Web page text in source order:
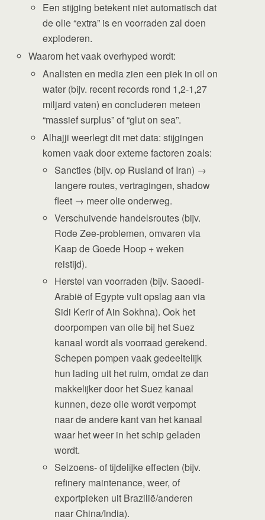
Een stijging betekent niet automatisch dat
de olie “extra” is en voorraden zal doen
exploderen.
Waarom het vaak overhyped wordt:
Analisten en media zien een piek in oil on
water (bijv. recent records rond 1,2-1,27
miljard vaten) en concluderen meteen
“massief surplus” of “glut on sea”.
Alhajji weerlegt dit met data: stijgingen
komen vaak door externe factoren zoals:
Sancties (bijv. op Rusland of Iran) →
langere routes, vertragingen, shadow
fleet → meer olie onderweg.
Verschuivende handelsroutes (bijv.
Rode Zee-problemen, omvaren via
Kaap de Goede Hoop + weken
reistijd).
Herstel van voorraden (bijv. Saoedi-
Arabië of Egypte vult opslag aan via
Sidi Kerir of Ain Sokhna). Ook het
doorpompen van olie bij het Suez
kanaal wordt als voorraad gerekend.
Schepen pompen vaak gedeeltelijk
hun lading uit het ruim, omdat ze dan
makkelijker door het Suez kanaal
kunnen, deze olie wordt verpompt
naar de andere kant van het kanaal
waar het weer in het schip geladen
wordt.
Seizoens- of tijdelijke effecten (bijv.
refinery maintenance, weer, of
exportpieken uit Brazilië/anderen
naar China/India).